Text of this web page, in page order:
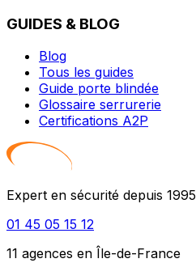
GUIDES & BLOG
Blog
Tous les guides
Guide porte blindée
Glossaire serrurerie
Certifications A2P
Expert en sécurité depuis 1995
01 45 05 15 12
11 agences en Île-de-France